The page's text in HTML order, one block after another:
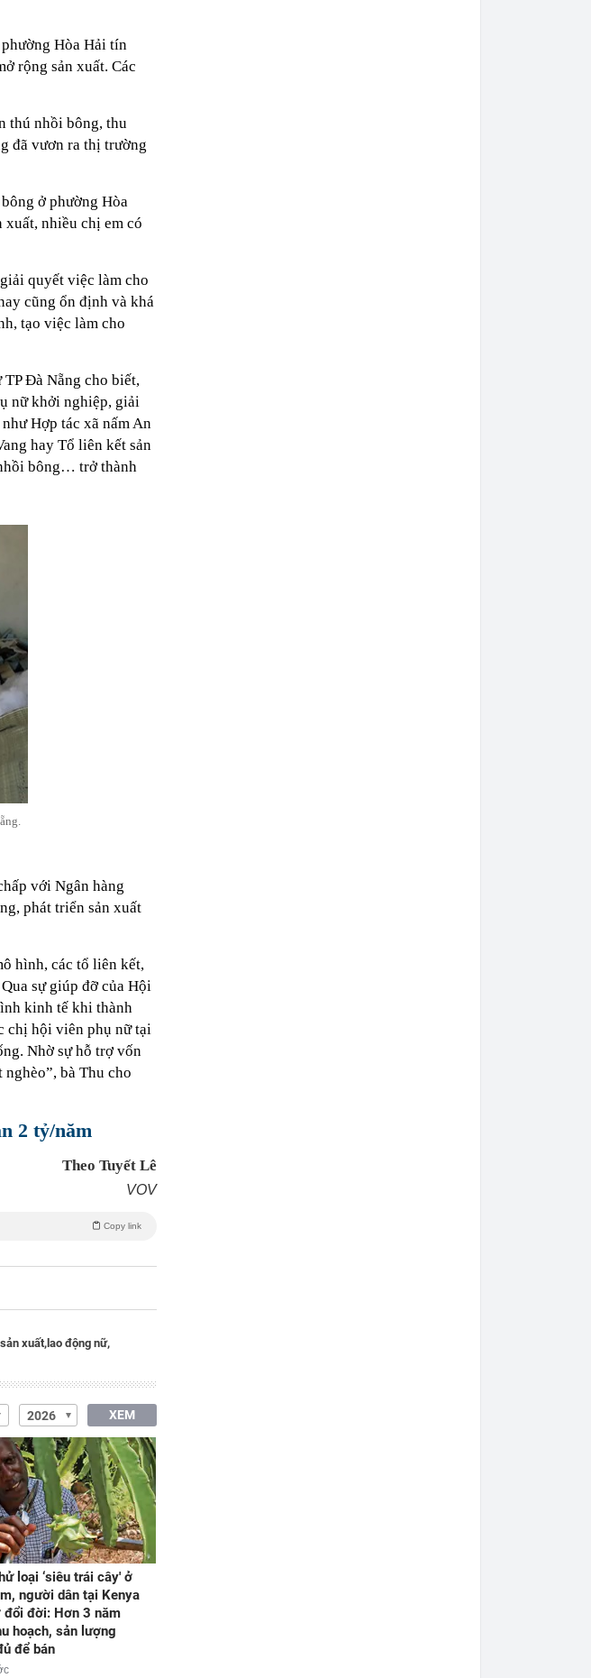
Hòa Hải tín
rộng sản xuất. Các
thú nhồi bông, thu
đã vươn ra thị trường
ở phường Hòa
xuất, nhiều chị em có
quyết việc làm cho
cũng ổn định và khá
tạo việc làm cho
Đà Nẵng cho biết,
nữ khởi nghiệp, giải
Hợp tác xã nấm An
hay Tổ liên kết sản
bông… trở thành
với Ngân hàng
phát triển sản xuất
hình, các tổ liên kết,
sự giúp đỡ của Hội
kinh tế khi thành
chị hội viên phụ nữ tại
Nhờ sự hỗ trợ vốn
bà Thu cho
2 tỷ/năm
Theo Tuyết Lê
VOV
Copy link
xuất, lao động nữ,
XEM
loại ‘siêu trái cây' ở
người dân tại Kenya
đổi đời: Hơn 3 năm
hoạch, sản lượng
để bán